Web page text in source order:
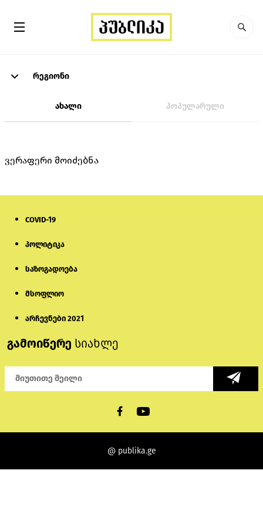
რეგიონი
ახალი პოპულარული
ვერაფერი მოიძებნა
COVID-19
პოლიტიკა
საზოგადოება
მსოფლიო
არჩევნები 2021
გამოიწერე სიახლე
@ publika.ge